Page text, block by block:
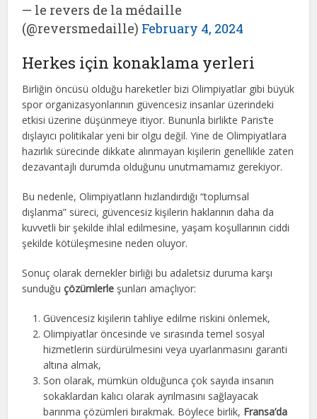
— le revers de la médaille
(@reversmedaille) February 4, 2024
Herkes için konaklama yerleri
Birliğin öncüsü olduğu hareketler bizi Olimpiyatlar gibi büyük
spor organizasyonlarının güvencesiz insanlar üzerindeki
etkisi üzerine düşünmeye itiyor. Bununla birlikte Paris’te
dışlayıcı politikalar yeni bir olgu değil. Yine de Olimpiyatlara
hazırlık sürecinde dikkate alınmayan kişilerin genellikle zaten
dezavantajlı durumda olduğunu unutmamamız gerekiyor.
Bu nedenle, Olimpiyatların hızlandırdığı “toplumsal
dışlanma” süreci, güvencesiz kişilerin haklarının daha da
kuvvetli bir şekilde ihlal edilmesine, yaşam koşullarının ciddi
şekilde kötüleşmesine neden oluyor.
Sonuç olarak dernekler birliği bu adaletsiz duruma karşı
sunduğuçözümlerle şunları amaçlıyor:
Güvencesiz kişilerin tahliye edilme riskini önlemek,
Olimpiyatlar öncesinde ve sırasında temel sosyal
hizmetlerin sürdürülmesini veya uyarlanmasını garanti
altına almak,
Son olarak, mümkün olduğunca çok sayıda insanın
sokaklardan kalıcı olarak ayrılmasını sağlayacak
barınma çözümleri bırakmak. Böylece birlik, Fransa’da